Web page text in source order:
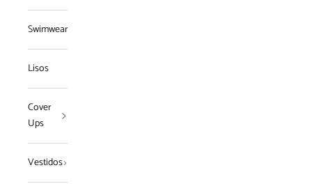
Swimwear
Lisos
Cover
Ups
Vestidos